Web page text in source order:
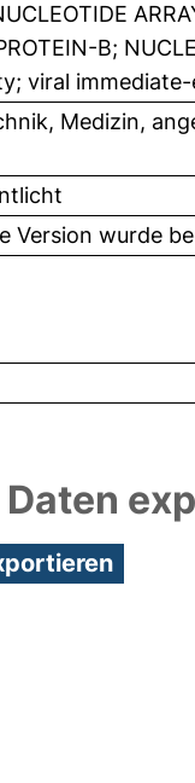
B;
viral
Medizin,
Version wurde